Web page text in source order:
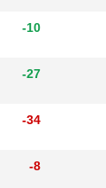
-10
-27
-34
-8